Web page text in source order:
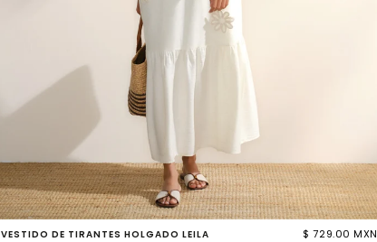
VESTIDO DE TIRANTES HOLGADO LEILA $ 729.00 MXN